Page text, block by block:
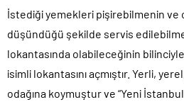
İstediği yemekleri pişirebilmenin ve
düşündüğü şekilde servis
lokantasında olabileceğinin
isimli lokantasını açmıştır. Yerli,
odağına koymuştur ve “Yeni